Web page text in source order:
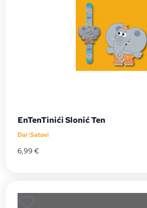
EnTenTinići Slonić Ten
Dar|Satovi
6,99€